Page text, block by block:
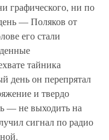
графического, ни по
— Поляков от
его стали
тайника
день он перепрятал
и твердо
— не выходить на
сигнал по радио